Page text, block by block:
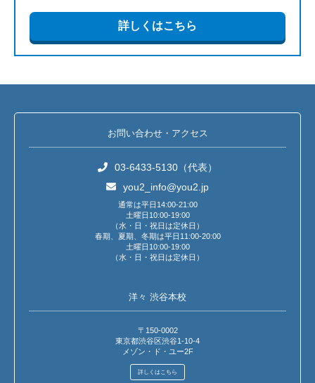
詳しくはこちら
お問い合わせ・アクセス
03-6433-5130（代表）
you2_info@you2.jp
通常は平日14:00-21:00
土曜日10:00-19:00
（水・日・祝日は定休日）
春期、夏期、冬期は平日11:00-20:00
土曜日10:00-19:00
（水・日・祝日は定休日）
洋々 渋谷本校
〒150-0002
東京都渋谷区渋谷1-10-4
メゾン・ド・ユー2F
詳しくはこちら